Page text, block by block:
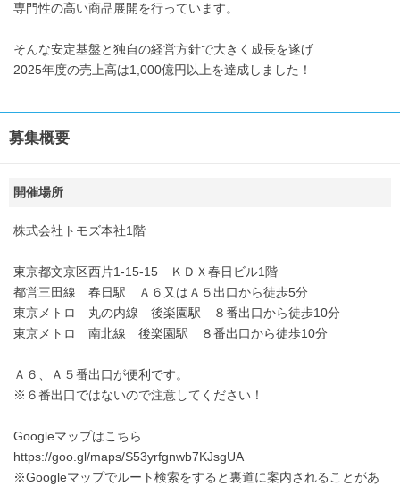
専門性の高い商品展開を行っています。
そんな安定基盤と独自の経営方針で大きく成長を遂げ
2025年度の売上高は1,000億円以上を達成しました！
募集概要
開催場所
株式会社トモズ本社1階
東京都文京区西片1-15-15 ＫＤＸ春日ビル1階
都営三田線 春日駅 Ａ６又はＡ５出口から徒歩5分
東京メトロ 丸の内線 後楽園駅 ８番出口から徒歩10分
東京メトロ 南北線 後楽園駅 ８番出口から徒歩10分
Ａ６、Ａ５番出口が便利です。
※６番出口ではないので注意してください！
Googleマップはこちら
https://goo.gl/maps/S53yrfgnwb7KJsgUA
※Googleマップでルート検索をすると裏道に案内されることがあ